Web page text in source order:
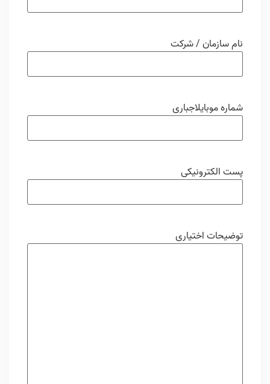
نام سازمان / شرکت
شماره موبایلاجباری
پست الکترونیکی
توضیحات اختیاری